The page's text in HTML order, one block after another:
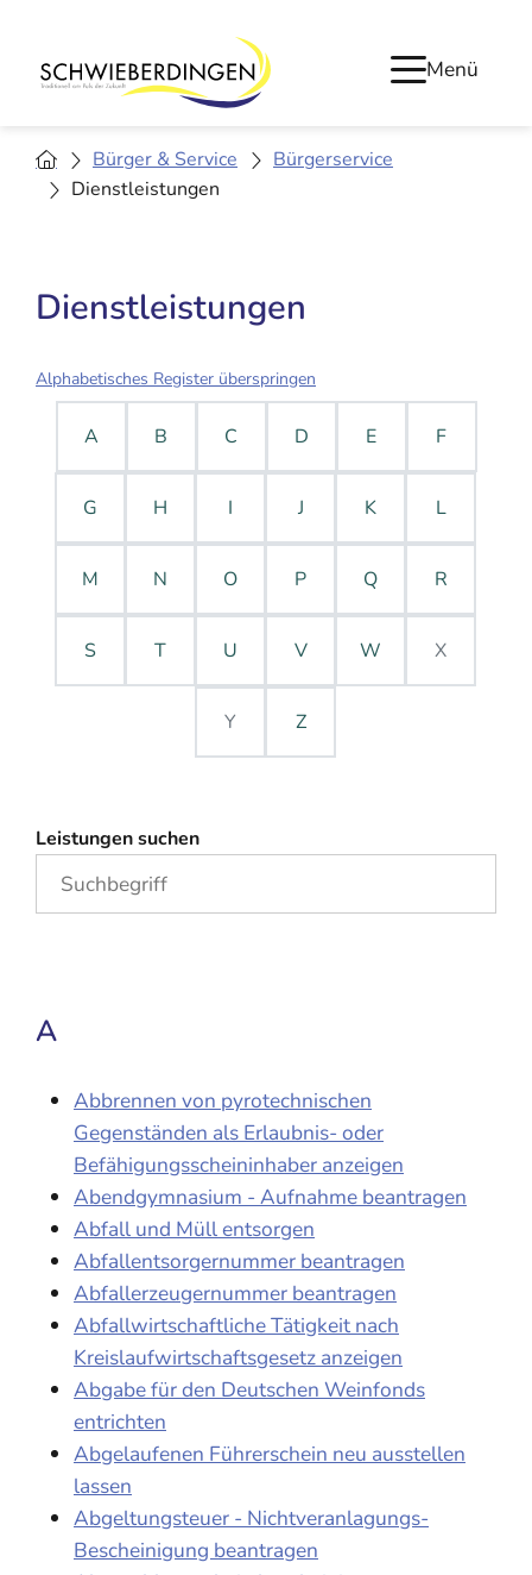
Menü
Bürger & Service
Bürgerservice
Dienstleistungen
Dienstleistungen
Alphabetisches Register überspringen
A B C D E F
G H I J K L
M N O P Q R
S T U V W X
Y Z
Leistungen suchen
A
Abbrennen von pyrotechnischen
Gegenständen als Erlaubnis- oder
Befähigungsscheininhaber anzeigen
Abendgymnasium - Aufnahme beantragen
Abfall und Müll entsorgen
Abfallentsorgernummer beantragen
Abfallerzeugernummer beantragen
Abfallwirtschaftliche Tätigkeit nach
Kreislaufwirtschaftsgesetz anzeigen
Abgabe für den Deutschen Weinfonds
entrichten
Abgelaufenen Führerschein neu ausstellen
lassen
Abgeltungsteuer - Nichtveranlagungs-
Bescheinigung beantragen